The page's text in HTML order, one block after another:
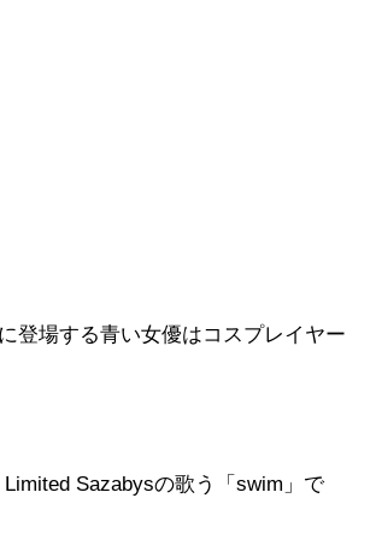
登場する青い女優はコスプレイヤー
Limited Sazabysの歌う「swim」で